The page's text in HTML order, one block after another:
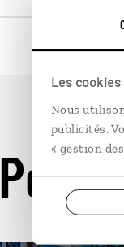
Les
Nous
publicités.
« gestion
Pour